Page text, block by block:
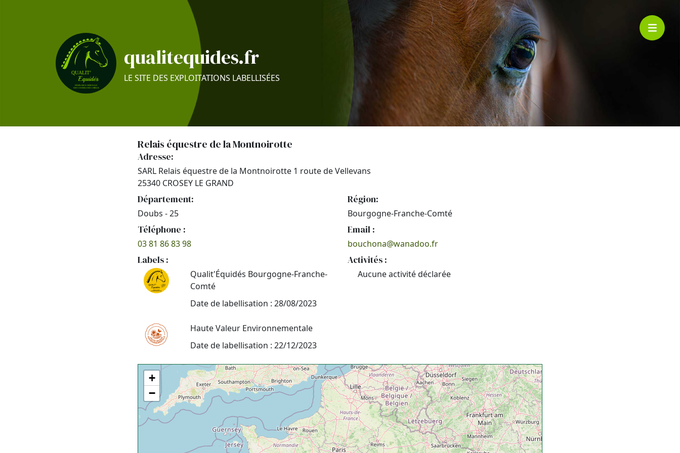
qualitequides.fr
LE SITE DES EXPLOITATIONS LABELLISÉES
Relais équestre de la Montnoirotte
Adresse:
SARL Relais équestre de la Montnoirotte 1 route de Vellevans
25340 CROSEY LE GRAND
Département:
Doubs - 25
Région:
Bourgogne-Franche-Comté
Téléphone :
03 81 86 83 98
Email :
bouchona@wanadoo.fr
Labels :
Qualit'Équidés Bourgogne-Franche-
Comté
Date de labellisation : 28/08/2023
Haute Valeur Environnementale
Date de labellisation : 22/12/2023
Activités :
Aucune activité déclarée
+
−